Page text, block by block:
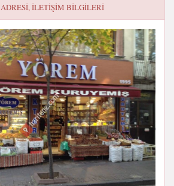
ADRESI, ILETIŞIM BILGILERI